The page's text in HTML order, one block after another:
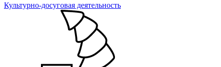
Культурно-досуговая деятельность